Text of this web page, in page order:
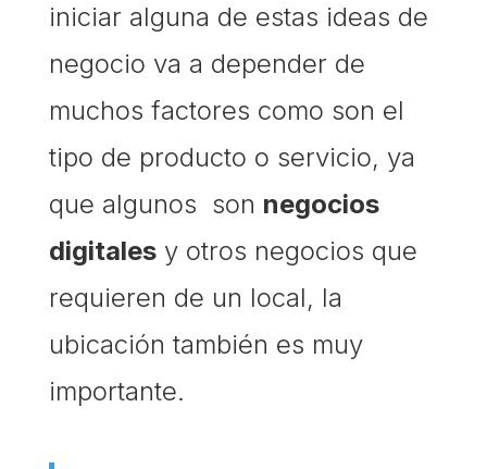
iniciar alguna de estas ideas de
negocio va a depender de
muchos factores como son el
tipo de producto o servicio, ya
que algunos son negocios
digitalesy otros negocios que
requieren de un local, la
ubicación también es muy
importante.